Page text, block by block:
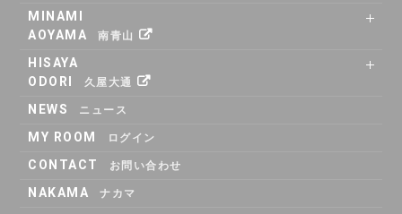
MINAMI
AOYAMA
南青山
HISAYA
ODORI
久屋大通
NEWS ニュース
MY ROOM ログイン
CONTACT お問い合わせ
NAKAMA ナカマ